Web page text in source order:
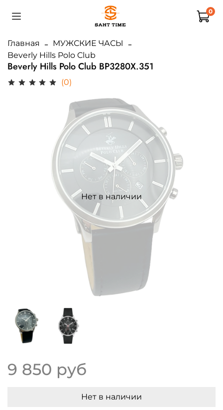
0
Главная
МУЖСКИЕ ЧАСЫ
Beverly Hills Polo Club
Beverly Hills Polo Club BP3280X.351
(0)
Нет в наличии
9 850 руб
Нет в наличии